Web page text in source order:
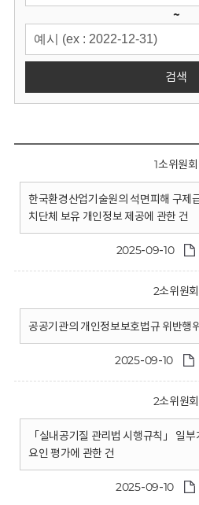
~
검색
1소위원회
한국환경산업기술원의 석면피해 구제
치단체 보유 개인정보 제공에 관한 건
2025-09-10
2소위원회
공공기관의 개인정보보호법규 위반행
2025-09-10
2소위원회
「실내공기질 관리법 시행규칙」 일
요인 평가에 관한 건
2025-09-10